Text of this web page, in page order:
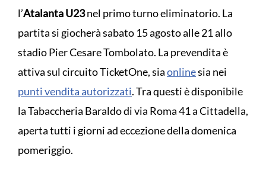
l’Atalanta U23nel primo turno eliminatorio. La
partita si giocherà sabato 15 agosto alle 21 allo
stadio Pier Cesare Tombolato. La prevendita è
attiva sul circuito TicketOne, siaonlinesia nei
punti vendita autorizzati. Tra questi è disponibile
la Tabaccheria Baraldo di via Roma 41 a Cittadella,
aperta tutti i giorni ad eccezione della domenica
pomeriggio.